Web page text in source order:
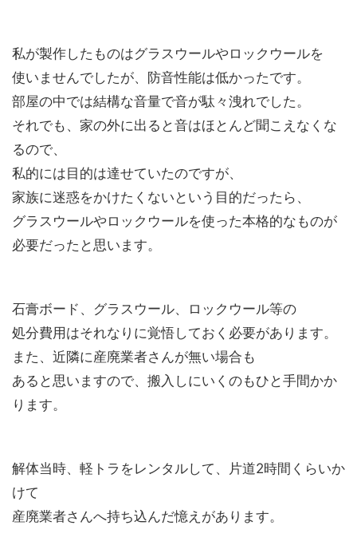
私が製作したものはグラスウールやロックウールを
使いませんでしたが、防音性能は低かったです。
部屋の中では結構な音量で音が駄々洩れでした。
それでも、家の外に出ると音はほとんど聞こえなくな
るので、
私的には目的は達せていたのですが、
家族に迷惑をかけたくないという目的だったら、
グラスウールやロックウールを使った本格的なものが
必要だったと思います。
石膏ボード、グラスウール、ロックウール等の
処分費用はそれなりに覚悟しておく必要があります。
また、近隣に産廃業者さんが無い場合も
あると思いますので、搬入しにいくのもひと手間かか
ります。
解体当時、軽トラをレンタルして、片道2時間くらいか
けて
産廃業者さんへ持ち込んだ憶えがあります。